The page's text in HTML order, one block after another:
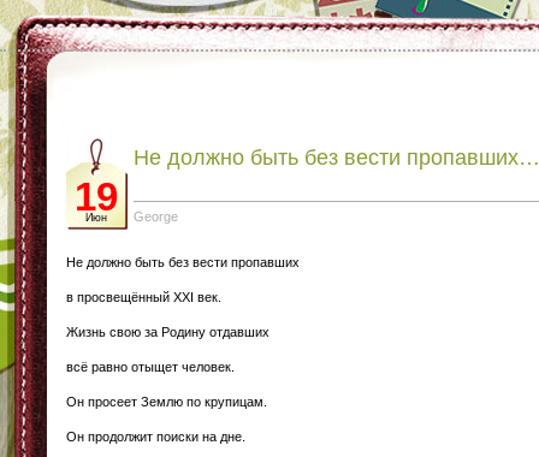
19
Июн
Не должно быть без вести пропавших…
George
Не должно быть без вести пропавших
в просвещённый ХХI век.
Жизнь свою за Родину отдавших
всё равно отыщет человек.
Он просеет Землю по крупицам.
Он продолжит поиски на дне.